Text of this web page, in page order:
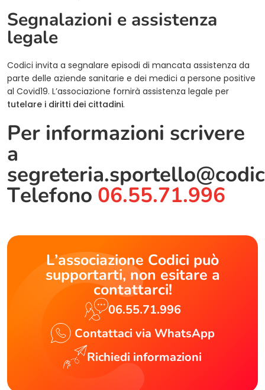
Segnalazioni e assistenza
legale
Codici invita a segnalare episodi di mancata assistenza da
parte delle aziende sanitarie e dei medici a persone positive
al Covid19. L’associazione fornirà assistenza legale per
tutelare i diritti dei cittadini.
Per informazioni scrivere
a
Telefono 06.55.71.996
L’associazione Codici può
supportarti, non esitare a
contattarci!
06.55.71.996
Contattaci via WhatsApp
Richiedi informazioni